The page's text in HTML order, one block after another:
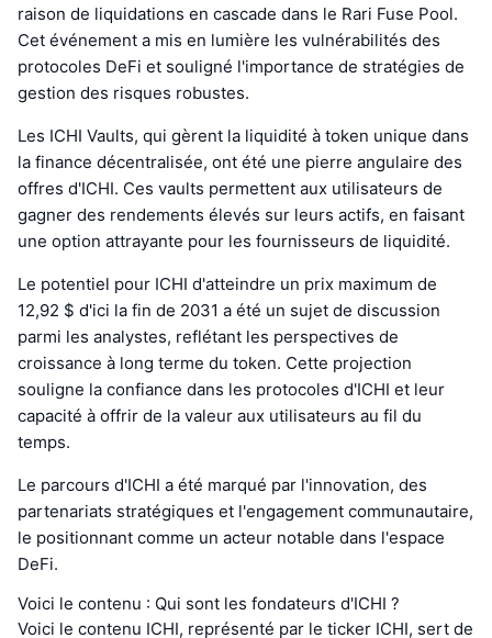
raison de liquidations en cascade dans le Rari Fuse Pool.
Cet événement a mis en lumière les vulnérabilités des
protocoles DeFi et souligné l'importance de stratégies de
gestion des risques robustes.
Les ICHI Vaults, qui gèrent la liquidité à token unique dans
la finance décentralisée, ont été une pierre angulaire des
offres d'ICHI. Ces vaults permettent aux utilisateurs de
gagner des rendements élevés sur leurs actifs, en faisant
une option attrayante pour les fournisseurs de liquidité.
Le potentiel pour ICHI d'atteindre un prix maximum de
12,92 $ d'ici la fin de 2031 a été un sujet de discussion
parmi les analystes, reflétant les perspectives de
croissance à long terme du token. Cette projection
souligne la confiance dans les protocoles d'ICHI et leur
capacité à offrir de la valeur aux utilisateurs au fil du
temps.
Le parcours d'ICHI a été marqué par l'innovation, des
partenariats stratégiques et l'engagement communautaire,
le positionnant comme un acteur notable dans l'espace
DeFi.
Voici le contenu : Qui sont les fondateurs d'ICHI ?
Voici le contenu ICHI, représenté par le ticker ICHI, sert de